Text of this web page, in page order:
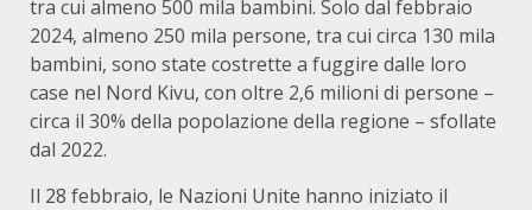
tra cui almeno 500 mila bambini. Solo dal febbraio
2024, almeno 250 mila persone, tra cui circa 130 mila
bambini, sono state costrette a fuggire dalle loro
case nel Nord Kivu, con oltre 2,6 milioni di persone –
circa il 30% della popolazione della regione – sfollate
dal 2022.
Il 28 febbraio, le Nazioni Unite hanno iniziato il